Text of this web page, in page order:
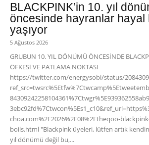
BLACKPINK’in 10. yıl
öncesinde hayranlar hayal
yaşıyor
5 Ağustos 2026
GRUBUN 10. YIL DÖNÜMÜ ÖNCESİNDE
ÖFKESİ VE PATLAMA NOKTASI
https://twitter.com/energysobi/status/
choa.com%2F2026%2F08%2Ftheqoo-
boils.html "Blackpink üyeleri, lütfen artık
yıl dönümü değil bu,...